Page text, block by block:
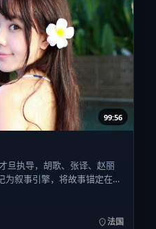
99:56
旦执导，胡歌、张译、赵丽
叙事引擎，将故事锚定在法
推进人物抉择与反转。2021年
），片长103分钟，适合喜
法国